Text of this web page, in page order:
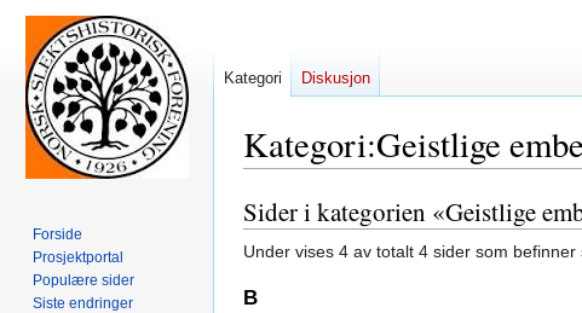
Kategori:Geistlige
Hopp
til
navigering
Hopp
til
søk
Sider i kategorien «Geistlige
Under vises 4 av totalt 4 sider som befinner
B
Kategori Diskusjon
Forside
Prosjektportal
Populære sider
Siste endringer